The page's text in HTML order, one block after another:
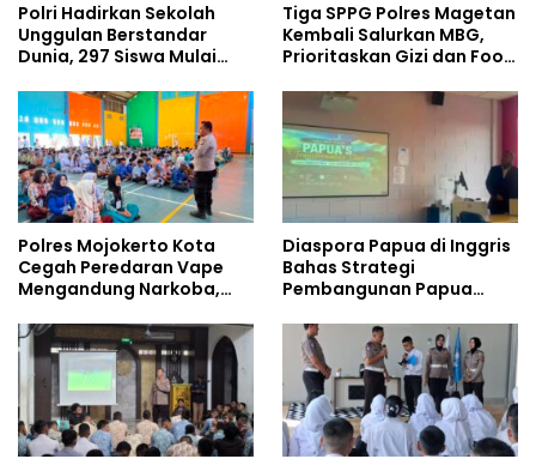
Polri Hadirkan Sekolah
Unggulan Berstandar
Dunia, 297 Siswa Mulai
Tiga SPPG Polres Magetan
Kembali Salurkan MBG,
Prioritaskan Gizi dan Food
Polres Mojokerto Kota
Cegah Peredaran Vape
Mengandung Narkoba,
Kalangan Remaja
Diaspora Papua di Inggris
Bahas Strategi
Pembangunan Papua
Doktoral Internasional